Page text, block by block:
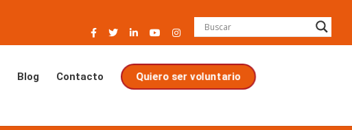
Blog Contacto Quiero ser voluntario